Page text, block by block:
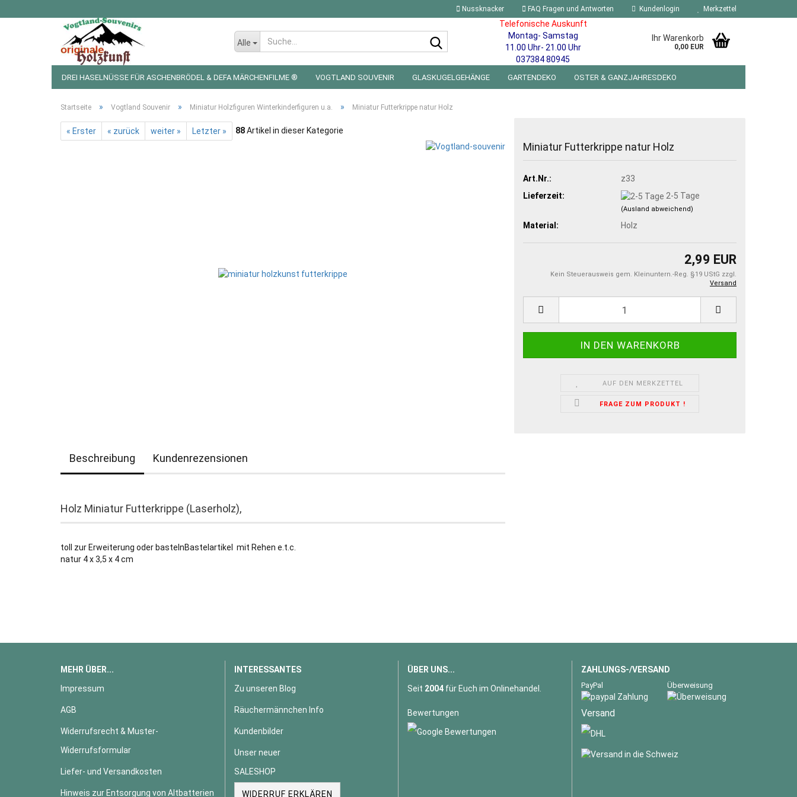
Nussknacker FAQ Fragen und Antworten Kundenlogin Merkzettel
Alle
Telefonische Auskunft
Montag- Samstag
11.00 Uhr- 21.00 Uhr
037384 80945
Ihr Warenkorb
0,00 EUR
DREI HASELNÜSSE FÜR ASCHENBRÖDEL & DEFA MÄRCHENFILME ® VOGTLAND SOUVENIR GLASKUGELGEHÄNGE GARTENDEKO OSTER & GANZJAHRESDEKO
Startseite » Vogtland Souvenir » Miniatur Holzfiguren Winterkinderfiguren u.a. » Miniatur Futterkrippe natur Holz
« Erster « zurück weiter » Letzter » 88Artikel in dieser Kategorie
Miniatur Futterkrippe natur Holz
Art.Nr.:
z33
Lieferzeit:
2-5 Tage
(Ausland abweichend)
Material: Holz
2,99 EUR
Kein Steuerausweis gem. Kleinuntern.-Reg. §19 UStG zzgl.
Versand
AUF DEN MERKZETTEL
FRAGE ZUM PRODUKT !
Beschreibung Kundenrezensionen
Holz Miniatur Futterkrippe (Laserholz),
toll zur Erweiterung oder bastelnBastelartikel mit Rehen e.t.c.
natur 4 x 3,5 x 4 cm
MEHR ÜBER...
Impressum
AGB
Widerrufsrecht & Muster-
Widerrufsformular
Liefer- und Versandkosten
Hinweis zur Entsorgung von Altbatterien
INTERESSANTES
Zu unseren Blog
Räuchermännchen Info
Kundenbilder
Unser neuer
SALESHOP
WIDERRUF ERKLÄREN
ÜBER UNS...
Seit 2004 für Euch im Onlinehandel.
Bewertungen
ZAHLUNGS-/VERSAND
PayPal Überweisung
Versand